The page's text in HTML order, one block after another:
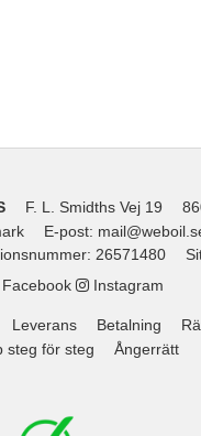
F. L. Smidths Vej 19
E-post:
: 26571480
Instagram
Leverans Betalning
steg för steg
Ångerrätt